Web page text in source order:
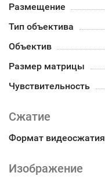
Размещение
Тип объектива
Объектив
Размер матрицы
Чувствительность
Сжатие
Формат видеосжатия
Изображение